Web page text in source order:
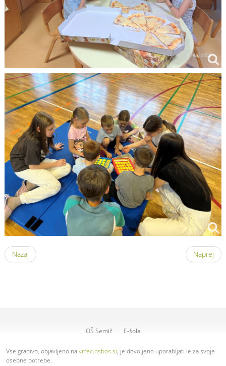
Nazaj Naprej
OŠ Semič E-šola
Vse gradivo, objavljeno navrtec.osbos.si, je dovoljeno uporabljati le za svoje
osebne potrebe.